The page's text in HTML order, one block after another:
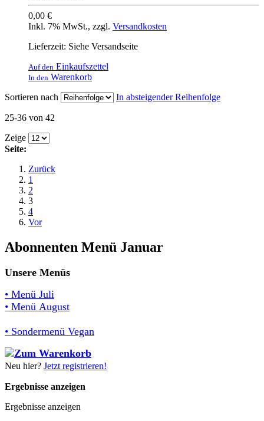
0,00 €
Inkl. 7% MwSt., zzgl. Versandkosten
Lieferzeit: Siehe Versandseite
Auf den Einkaufszettel
In den Warenkorb
Sortieren nach
In absteigender Reihenfolge
25-36 von 42
Zeige
Seite:
Zurück
1
2
3
4
Vor
Abonnenten Menü Januar
Unsere Menüs
• Menü Juli
• Menü August
• Sondermenü Vegan
Neu hier? Jetzt registrieren!
Ergebnisse anzeigen
Ergebnisse anzeigen